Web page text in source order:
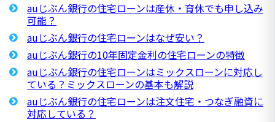
auじぶん銀行の住宅ローンは産休・育休でも申し込み
可能？
auじぶん銀行の住宅ローンはなぜ安い？
auじぶん銀行の10年固定金利の住宅ローンの特徴
auじぶん銀行の住宅ローンはミックスローンに対応し
ている？ミックスローンの基本も解説
auじぶん銀行の住宅ローンは注文住宅・つなぎ融資に
対応している？